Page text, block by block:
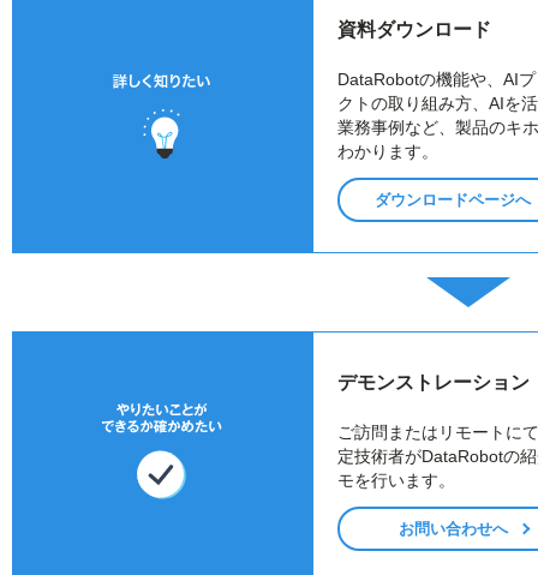
資料ダウンロード
DataRobotの機能や、AI
クトの取り組み方、AIを
業務事例など、製品のキ
わかります。
ダウンロードページへ
デモンストレーション
ご訪問またはリモートに
定技術者がDataRobotの
モを行います。
お問い合わせへ